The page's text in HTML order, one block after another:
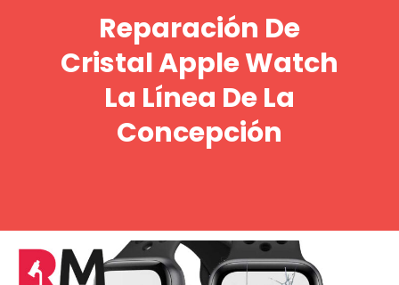
Reparación De
Cristal Apple Watch
La Línea De La
Concepción